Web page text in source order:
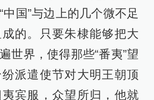
中国”与边上的几个微不足
的。只要朱棣能够把大
世界，使得那些“番夷”望
派遣使节对大明王朝顶
宾服，众望所归，他就